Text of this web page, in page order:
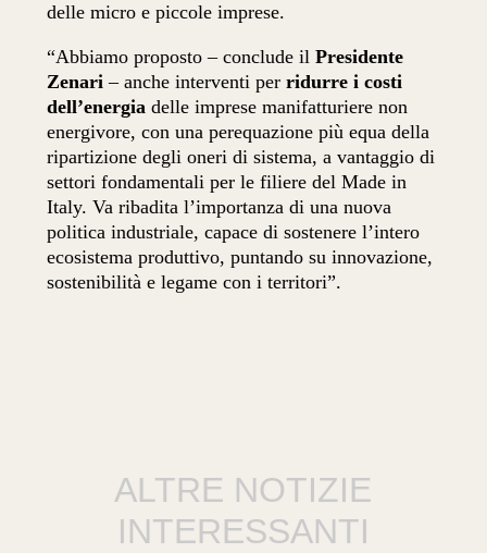
delle micro e piccole imprese.
“Abbiamo proposto – conclude ilPresidente
Zenari – anche interventi perridurre i costi
dell’energia delle imprese manifatturiere non
energivore, con una perequazione più equa della
ripartizione degli oneri di sistema, a vantaggio di
settori fondamentali per le filiere del Made in
Italy. Va ribadita l’importanza di una nuova
politica industriale, capace di sostenere l’intero
ecosistema produttivo, puntando su innovazione,
sostenibilità e legame con i territori”.
ALTRE NOTIZIE
INTERESSANTI